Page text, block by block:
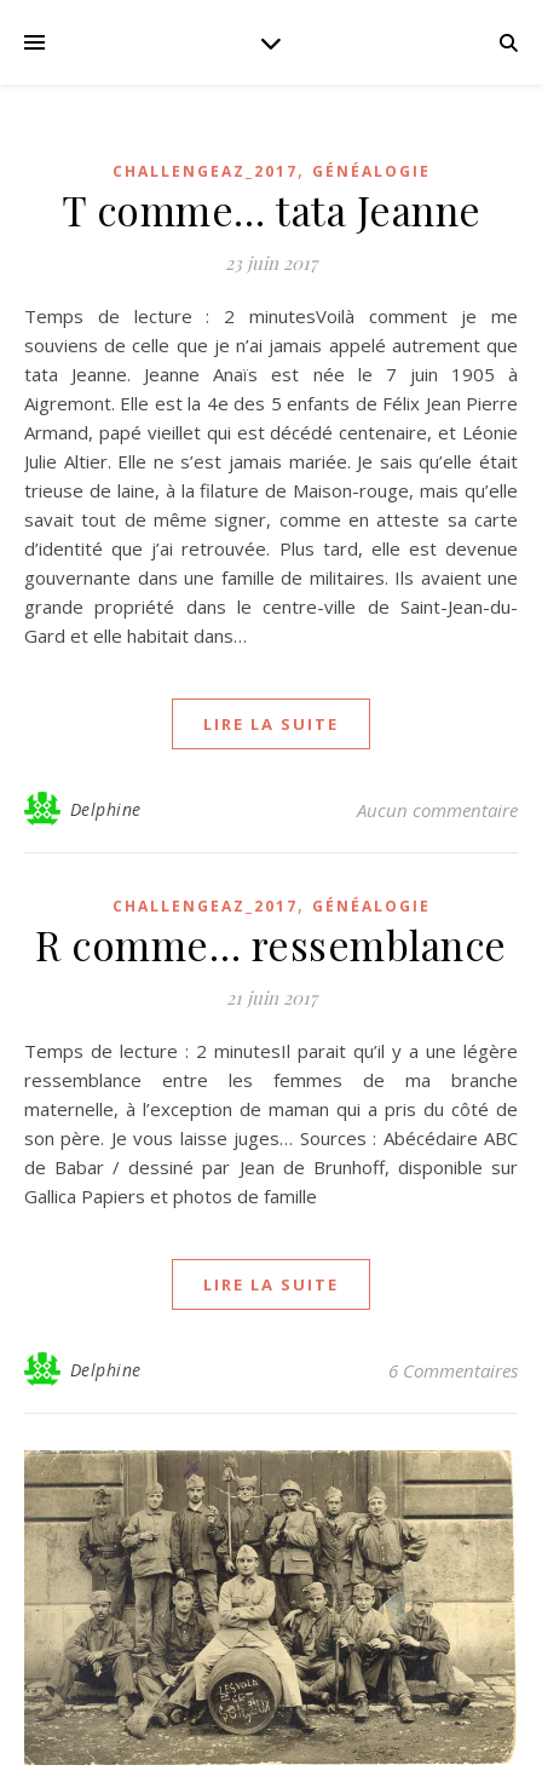
CHALLENGEAZ_2017, GÉNÉALOGIE
T comme… tata Jeanne
23 juin 2017
Temps de lecture : 2 minutesVoilà comment je me
souviens de celle que je n’ai jamais appelé autrement que
tata Jeanne. Jeanne Anaïs est née le 7 juin 1905 à
Aigremont. Elle est la 4e des 5 enfants de Félix Jean Pierre
Armand, papé vieillet qui est décédé centenaire, et Léonie
Julie Altier. Elle ne s’est jamais mariée. Je sais qu’elle était
trieuse de laine, à la filature de Maison-rouge, mais qu’elle
savait tout de même signer, comme en atteste sa carte
d’identité que j’ai retrouvée. Plus tard, elle est devenue
gouvernante dans une famille de militaires. Ils avaient une
grande propriété dans le centre-ville de Saint-Jean-du-
Gard et elle habitait dans…
LIRE LA SUITE
Delphine Aucun commentaire
CHALLENGEAZ_2017, GÉNÉALOGIE
R comme… ressemblance
21 juin 2017
Temps de lecture : 2 minutesIl parait qu’il y a une légère
ressemblance entre les femmes de ma branche
maternelle, à l’exception de maman qui a pris du côté de
son père. Je vous laisse juges… Sources : Abécédaire ABC
de Babar / dessiné par Jean de Brunhoff, disponible sur
Gallica Papiers et photos de famille
LIRE LA SUITE
Delphine 6 Commentaires